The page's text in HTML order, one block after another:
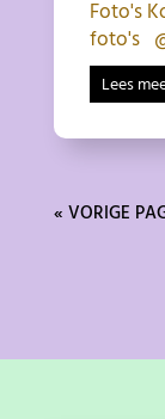
Foto's
foto's
Lees
« VORIGE